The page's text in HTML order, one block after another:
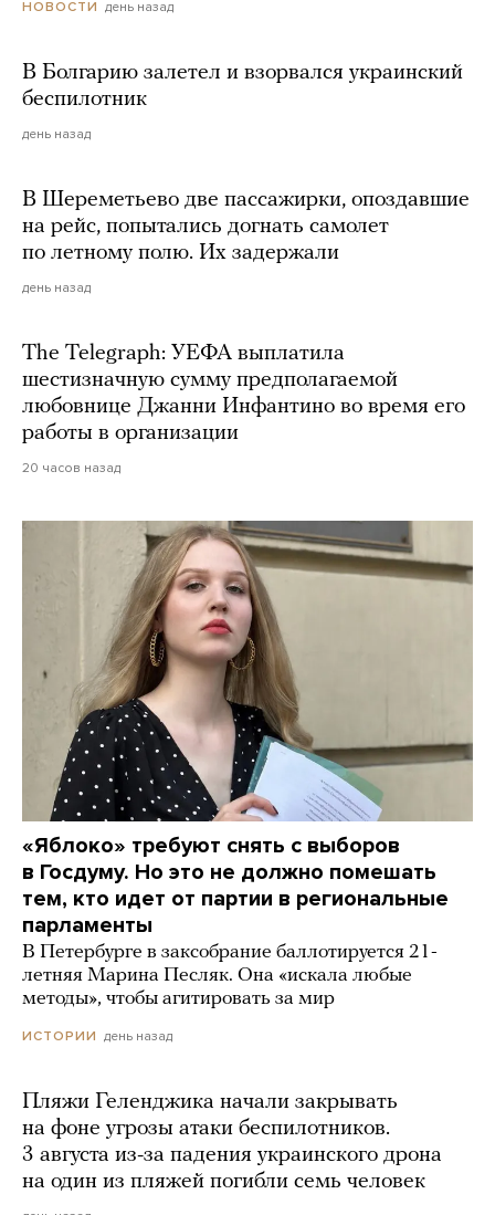
НОВОСТИ день назад
В Болгарию залетел и взорвался украинский
беспилотник
день назад
В Шереметьево две пассажирки, опоздавшие
на рейс, попытались догнать самолет
по летному полю. Их задержали
день назад
The Telegraph: УЕФА выплатила
шестизначную сумму предполагаемой
любовнице Джанни Инфантино во время его
работы в организации
20 часов назад
«Яблоко» требуют снять с выборов
в Госдуму. Но это не должно помешать
тем, кто идет от партии в региональные
парламенты
В Петербурге в заксобрание баллотируется 21-
летняя Марина Песляк. Она «искала любые
методы», чтобы агитировать за мир
ИСТОРИИ день назад
Пляжи Геленджика начали закрывать
на фоне угрозы атаки беспилотников.
3 августа из-за падения украинского дрона
на один из пляжей погибли семь человек